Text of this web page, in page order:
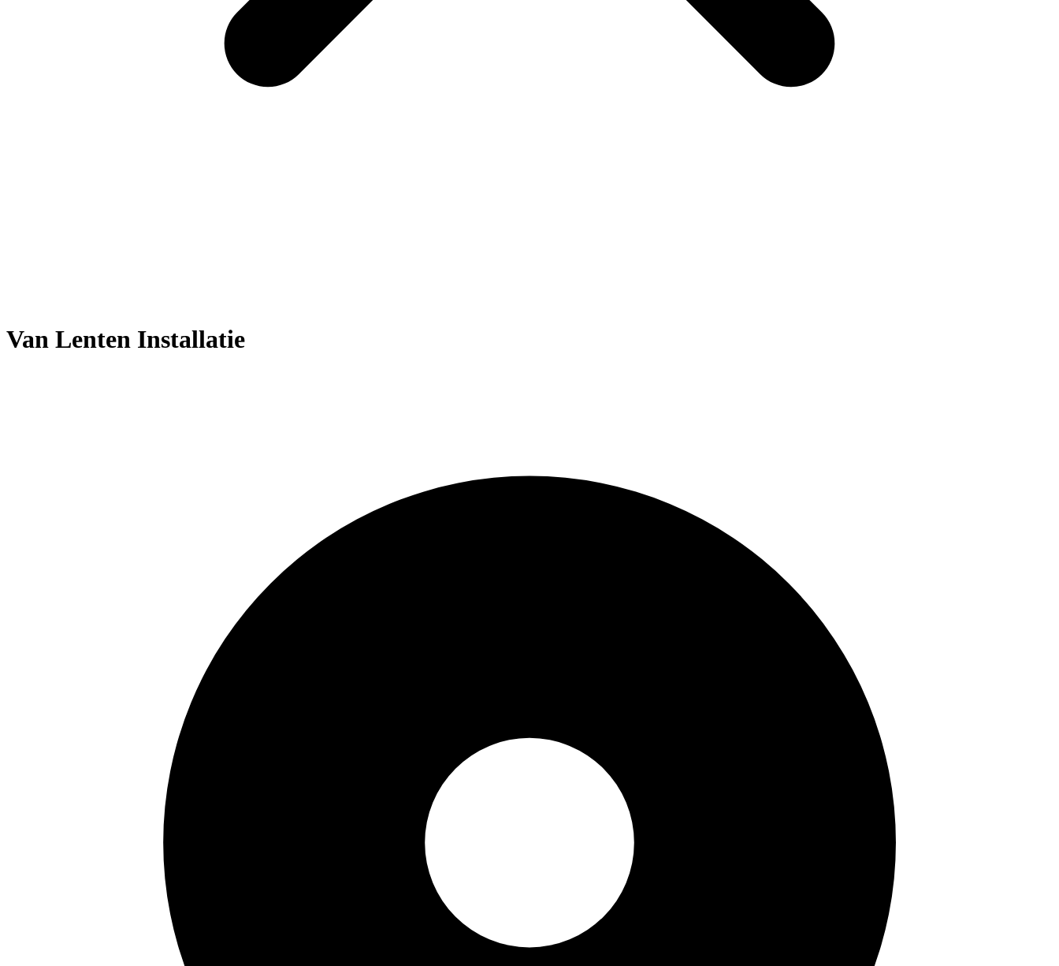
Van Lenten Installatie